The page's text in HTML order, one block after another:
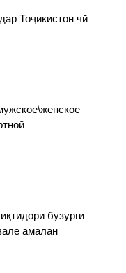
Тоҷикистон чӣ
бузурги
амалан